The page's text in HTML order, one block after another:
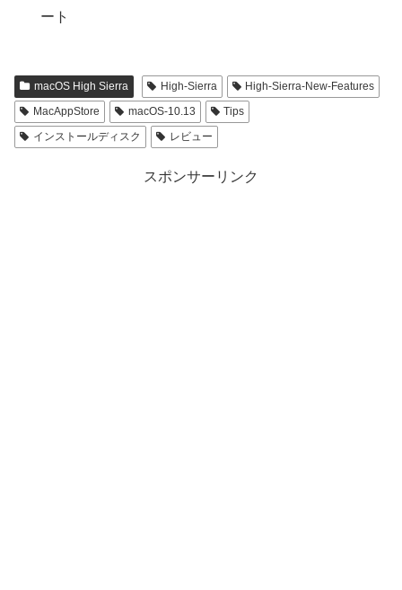
ート
macOS High Sierra High-Sierra
High-Sierra-New-Features
MacAppStore
macOS-10.13
Tips
インストールディスク
レビュー
スポンサーリンク